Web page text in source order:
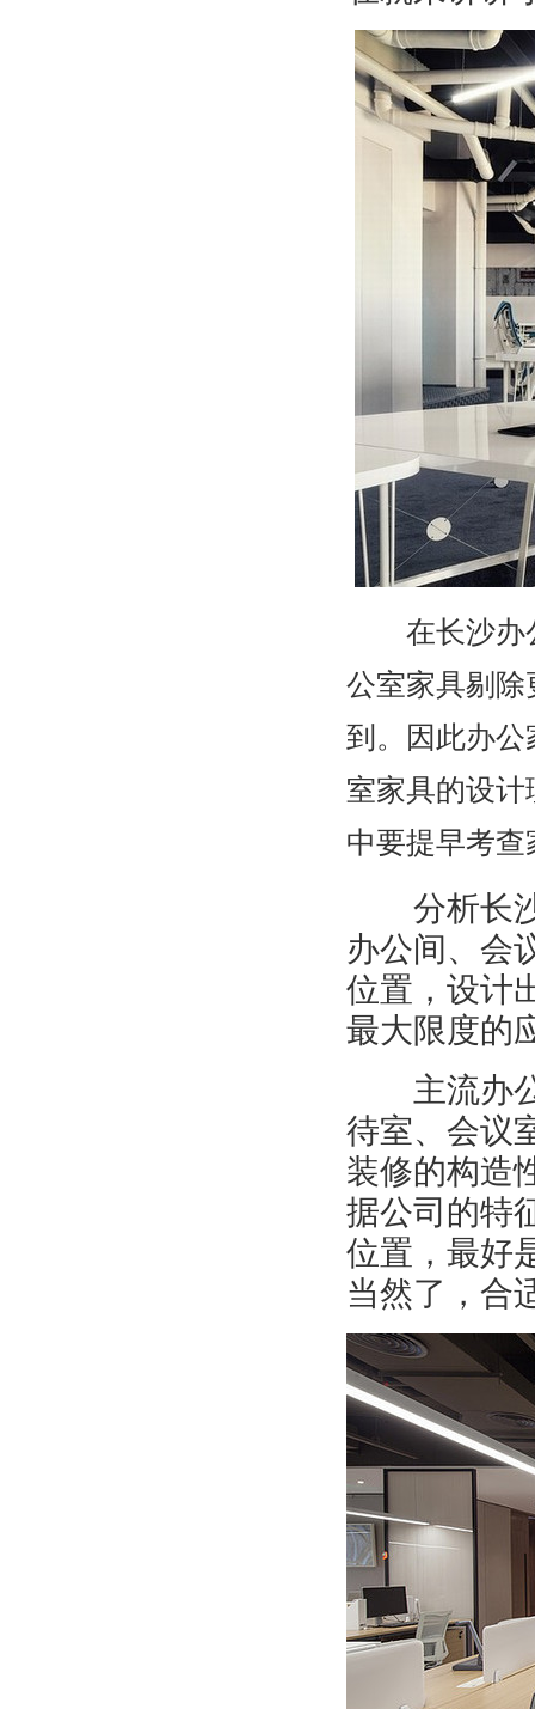
在长沙办公
公室家具剔
到。因此办
室家具的设
中要提早考
分析长沙
办公间、会
位置，设计
最大限度的
主流办公
待室、会议
装修的构造
据公司的特
位置，最好
当然了，合